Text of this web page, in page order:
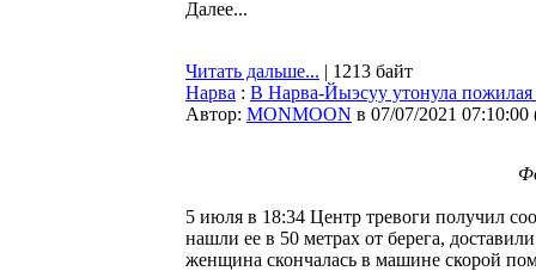
Далее...
Читать дальше... | 1213 байт
Нарва : В Нарва-Йыэсуу утонула
Автор: MONMOON в 07/07/2021 07:10:00
5 июля в 18:34 Центр тревоги получил
нашли ее в 50 метрах от берега,
женщина скончалась в машине скорой